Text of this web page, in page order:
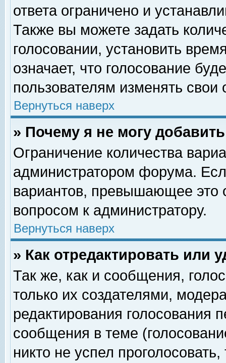
ответа ограничено и
Также вы можете задать
голосовании, установить
означает, что голосование
пользователям изменять свои
Вернуться наверх
» Почему я не могу
Ограничение количества
администратором форума.
вариантов, превышающее это
вопросом к администратору.
Вернуться наверх
» Как отредактировать или
Так же, как и сообщения,
только их создателями,
редактирования голосования
сообщения в теме
никто не успел